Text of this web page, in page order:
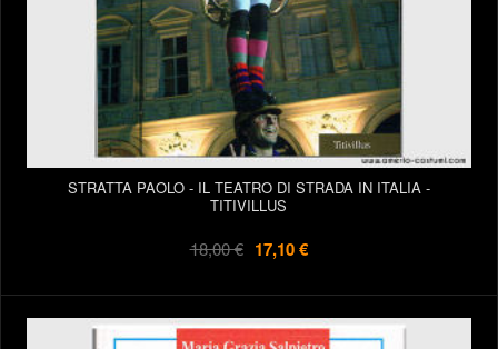
STRATTA PAOLO - IL TEATRO DI STRADA IN ITALIA -
TITIVILLUS
18,00 € 17,10 €